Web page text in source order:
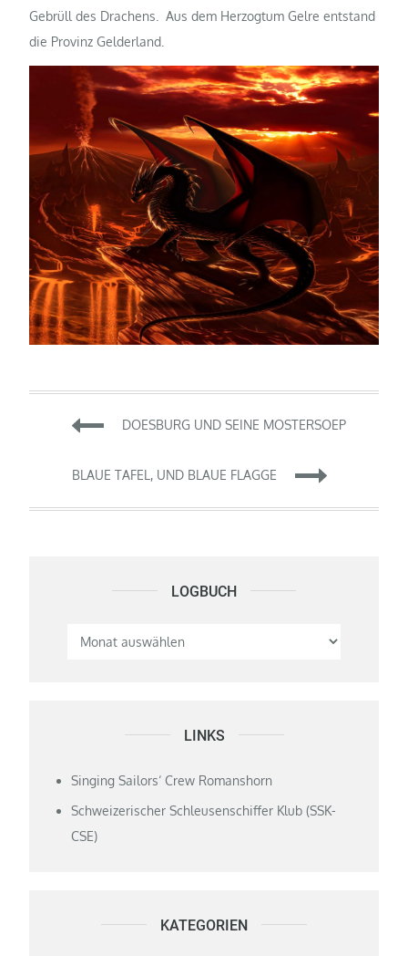
Gebrüll des Drachens.
Aus dem Herzogtum Gelre entstand
die Provinz Gelderland.
Beitragsnavigation
DOESBURG UND SEINE MOSTERSOEP
BLAUE TAFEL, UND BLAUE FLAGGE
LOGBUCH Logbuch
LINKS
Singing Sailors‘ Crew Romanshorn
Schweizerischer Schleusenschiffer Klub (SSK-
CSE)
KATEGORIEN